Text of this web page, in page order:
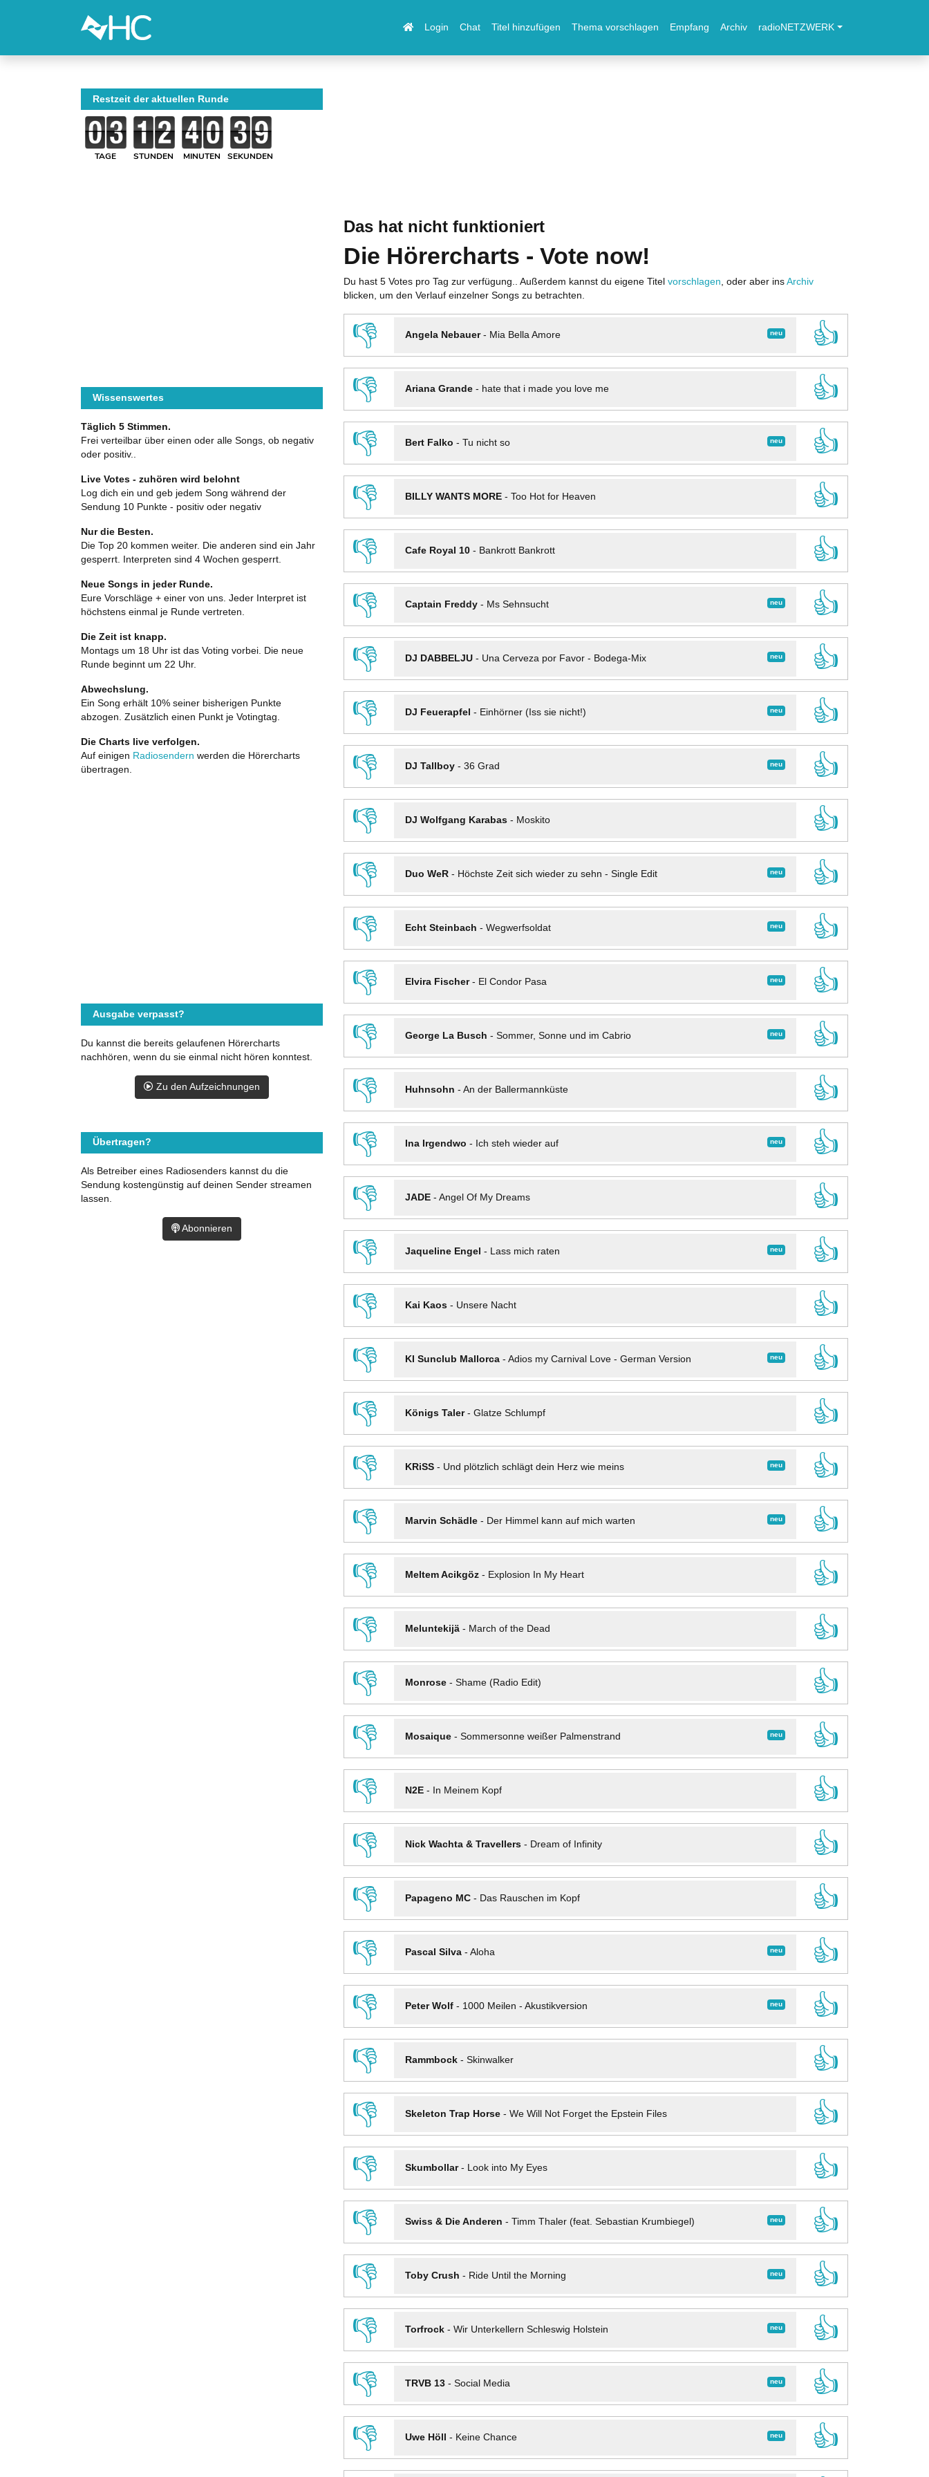
Login Chat Titel hinzufügen Thema vorschlagen Empfang Archiv radioNETZWERK
Das hat nicht funktioniert
Die Hörercharts - Vote now!
Du hast 5 Votes pro Tag zur verfügung.. Außerdem kannst du eigene Titel vorschlagen , oder aber ins Archiv
blicken, um den Verlauf einzelner Songs zu betrachten.
👎 neu
Angela Nebauer- Mia Bella Amore
👍
👎
Ariana Grande- hate that i made you love me
👍
👎
neu
Bert Falko - Tu nicht so
👍
👎
BILLY WANTS MORE- Too Hot for Heaven
👍
👎
Cafe Royal 10- Bankrott Bankrott
👍
👎
neu
Captain Freddy- Ms Sehnsucht
👍
👎
neu
DJ DABBELJU- Una Cerveza por Favor - Bodega-Mix
👍
👎
neu
DJ Feuerapfel - Einhörner (Iss sie nicht!)
👍
👎
neu
DJ Tallboy- 36 Grad
👍
👎
DJ Wolfgang Karabas- Moskito
👍
👎
neu
Duo WeR- Höchste Zeit sich wieder zu sehn - Single Edit
👍
👎
neu
Echt Steinbach - Wegwerfsoldat
👍
👎
neu
Elvira Fischer- El Condor Pasa
👍
👎
neu
George La Busch - Sommer, Sonne und im Cabrio
👍
👎
Huhnsohn - An der Ballermannküste
👍
👎
neu
Ina Irgendwo - Ich steh wieder auf
👍
👎
JADE- Angel Of My Dreams
👍
👎
neu
Jaqueline Engel - Lass mich raten
👍
👎
Kai Kaos- Unsere Nacht
👍
👎
neu
KI Sunclub Mallorca- Adios my Carnival Love - German Version
👍
👎
Königs Taler- Glatze Schlumpf
👍
👎
neu
KRiSS- Und plötzlich schlägt dein Herz wie meins
👍
👎
neu
Marvin Schädle- Der Himmel kann auf mich warten
👍
👎
Meltem Acikgöz- Explosion In My Heart
👍
👎
Meluntekijä- March of the Dead
👍
👎
Monrose- Shame (Radio Edit)
👍
👎
neu
Mosaique- Sommersonne weißer Palmenstrand
👍
👎
N2E- In Meinem Kopf
👍
👎
Nick Wachta & Travellers- Dream of Infinity
👍
👎
Papageno MC- Das Rauschen im Kopf
👍
👎
neu
Pascal Silva- Aloha
👍
👎
neu
Peter Wolf- 1000 Meilen - Akustikversion
👍
👎
Rammbock- Skinwalker
👍
👎
Skeleton Trap Horse- We Will Not Forget the Epstein Files
👍
👎
Skumbollar- Look into My Eyes
👍
👎
neu
Swiss & Die Anderen - Timm Thaler (feat. Sebastian Krumbiegel)
👍
👎
neu
Toby Crush - Ride Until the Morning
👍
👎
neu
Torfrock- Wir Unterkellern Schleswig Holstein
👍
👎
neu
TRVB 13- Social Media
👍
👎
neu
Uwe Höll - Keine Chance
👍
Restzeit der aktuellen Runde
TAGE STUNDEN MINUTEN SEKUNDEN
Wissenswertes
Täglich 5 Stimmen.
Frei verteilbar über einen oder alle Songs, ob negativ
oder positiv..
Live Votes - zuhören wird belohnt
Log dich ein und geb jedem Song während der
Sendung 10 Punkte - positiv oder negativ
Nur die Besten.
Die Top 20 kommen weiter. Die anderen sind ein Jahr
gesperrt. Interpreten sind 4 Wochen gesperrt.
Neue Songs in jeder Runde.
Eure Vorschläge + einer von uns. Jeder Interpret ist
höchstens einmal je Runde vertreten.
Die Zeit ist knapp.
Montags um 18 Uhr ist das Voting vorbei. Die neue
Runde beginnt um 22 Uhr.
Abwechslung.
Ein Song erhält 10% seiner bisherigen Punkte
abzogen. Zusätzlich einen Punkt je Votingtag.
Die Charts live verfolgen.
Auf einigen Radiosendern werden die Hörercharts
übertragen.
Ausgabe verpasst?
Du kannst die bereits gelaufenen Hörercharts
nachhören, wenn du sie einmal nicht hören konntest.
Zu den Aufzeichnungen
Übertragen?
Als Betreiber eines Radiosenders kannst du die
Sendung kostengünstig auf deinen Sender streamen
lassen.
Abonnieren